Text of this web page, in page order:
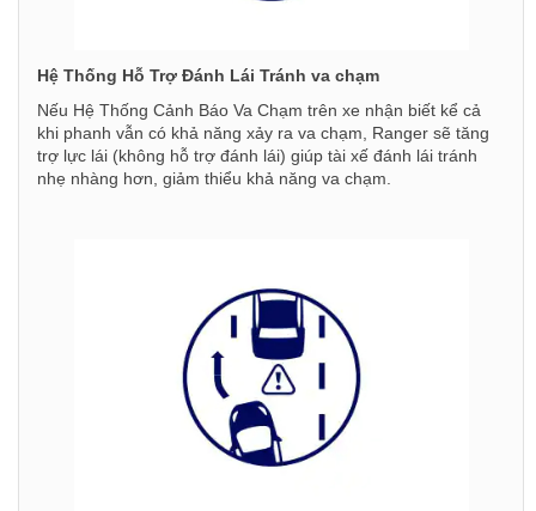
Hệ Thống Hỗ Trợ Đánh Lái Tránh va chạm
Nếu Hệ Thống Cảnh Báo Va Chạm trên xe nhận biết kể cả
khi phanh vẫn có khả năng xảy ra va chạm, Ranger sẽ tăng
trợ lực lái (không hỗ trợ đánh lái) giúp tài xế đánh lái tránh
nhẹ nhàng hơn, giảm thiểu khả năng va chạm.